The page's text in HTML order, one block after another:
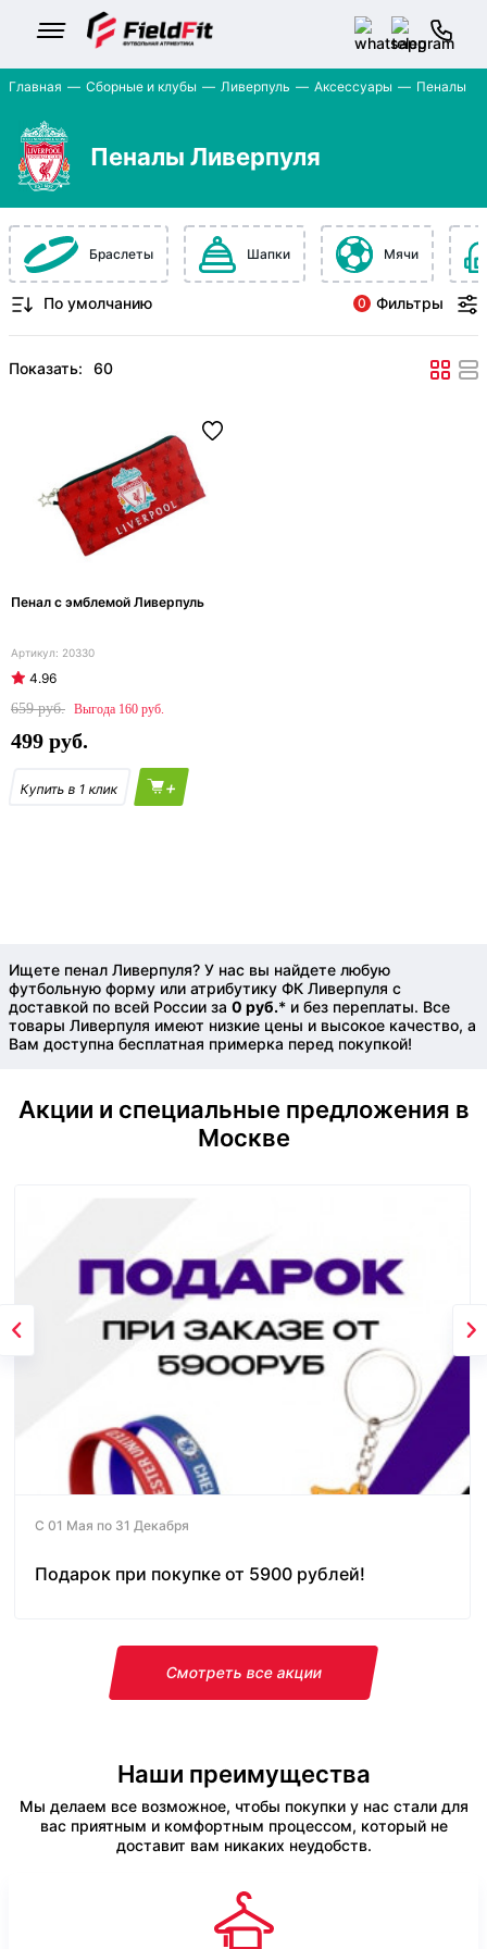
Главная Сборные и клубы Ливерпуль Аксессуары Пеналы
Пеналы Ливерпуля
Браслеты Шапки Мячи
0 Фильтры
Показать:
Пенал с эмблемой Ливерпуль
20330
4.96
659
160
499
+
Ищете пенал Ливерпуля? У нас вы найдете любую
футбольную форму или атрибутику ФК Ливерпуля с
доставкой по всей России за 0 руб.* и без переплаты. Все
товары Ливерпуля имеют низкие цены и высокое качество, а
Вам доступна бесплатная примерка перед покупкой!
Акции и специальные предложения в
Москве
С 01 Мая по 31 Декабря
Подарок при покупке от 5900 рублей!
Смотреть все акции
Наши преимущества
Мы делаем все возможное, чтобы покупки у нас стали для
вас приятным и комфортным процессом, который не
доставит вам никаких неудобств.